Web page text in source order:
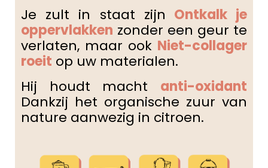
Je zult in staat zijn Ontkalk je
oppervlakken zonder een geur te
verlaten, maar ook Niet-collager
roeit op uw materialen.
Hij houdt macht anti-oxidant
Dankzij het organische zuur van
nature aanwezig in citroen.